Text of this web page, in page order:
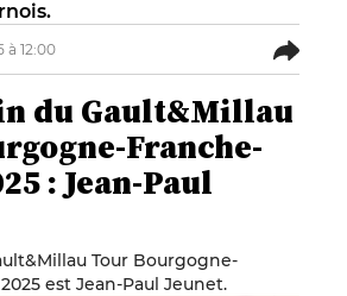
à 12:00
du Gault&Millau
Franche-
: Jean-Paul
Tour Bourgogne-
est Jean-Paul Jeunet.